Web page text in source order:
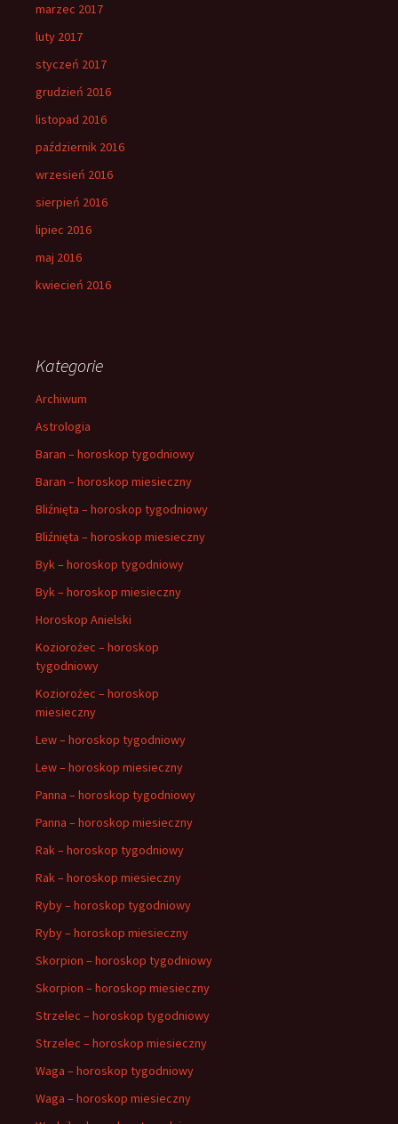
marzec 2017
luty 2017
styczeń 2017
grudzień 2016
listopad 2016
październik 2016
wrzesień 2016
sierpień 2016
lipiec 2016
maj 2016
kwiecień 2016
Kategorie
Archiwum
Astrologia
Baran – horoskop tygodniowy
Baran – horoskop miesieczny
Bliźnięta – horoskop tygodniowy
Bliźnięta – horoskop miesieczny
Byk – horoskop tygodniowy
Byk – horoskop miesieczny
Horoskop Anielski
Koziorożec – horoskop
tygodniowy
Koziorożec – horoskop
miesieczny
Lew – horoskop tygodniowy
Lew – horoskop miesieczny
Panna – horoskop tygodniowy
Panna – horoskop miesieczny
Rak – horoskop tygodniowy
Rak – horoskop miesieczny
Ryby – horoskop tygodniowy
Ryby – horoskop miesieczny
Skorpion – horoskop tygodniowy
Skorpion – horoskop miesieczny
Strzelec – horoskop tygodniowy
Strzelec – horoskop miesieczny
Waga – horoskop tygodniowy
Waga – horoskop miesieczny